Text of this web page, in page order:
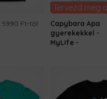
5990 Ft-tól
Tervezd meg
Capybara Apa
gyerekekkel -
MyLife